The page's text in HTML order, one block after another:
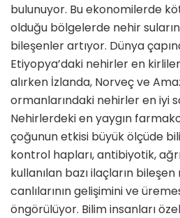
bulunuyor. Bu ekonomilerde
olduğu bölgelerde nehir
bileşenler artıyor. Dünya
Etiyopya’daki nehirler en
alırken İzlanda, Norveç ve
ormanlarındaki nehirler en iyi
Nehirlerdeki en yaygın
çoğunun etkisi büyük ölçüde
kontrol hapları, antibiyotik,
kullanılan bazı ilaçların
canlılarının gelişimini ve
öngörülüyor. Bilim insanları